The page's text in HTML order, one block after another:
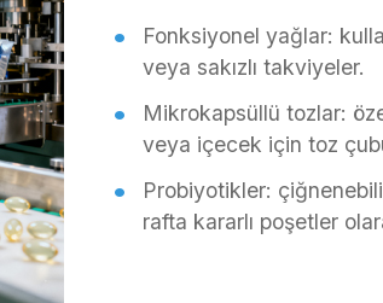
Fonksiyonel yağlar:
veya sakızlı takviyeler.
Mikrokapsüllü tozlar:
veya içecek için toz
Probiyotikler:
rafta kararlı poşetler